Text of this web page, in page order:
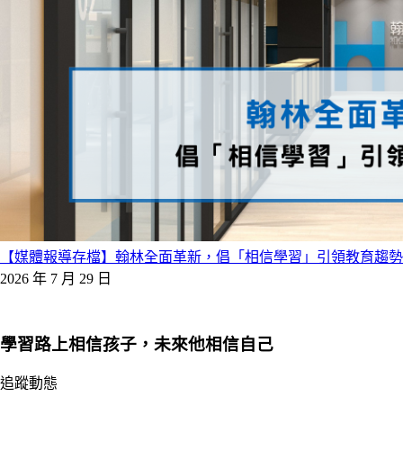
【媒體報導存檔】翰林全面革新，倡「相信學習」引領教育趨勢
2026 年 7 月 29 日
學習路上相信孩子，未來他相信自己
追蹤動態